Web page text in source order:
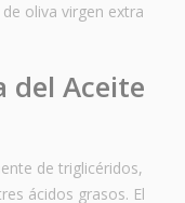
oliva virgen extra
del Aceite
de triglicéridos,
ácidos grasos. El